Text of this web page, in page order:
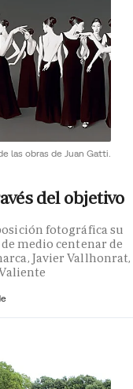
las obras de Juan Gatti.
del objetivo
fotográfica su
medio centenar de
Javier Vallhonrat,